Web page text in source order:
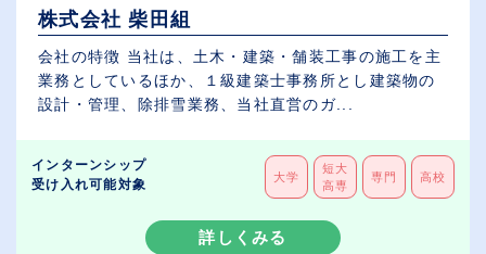
株式会社 柴田組
会社の特徴 当社は、土木・建築・舗装工事の施工を主
業務としているほか、１級建築士事務所とし建築物の
設計・管理、除排雪業務、当社直営のガ...
インターンシップ
受け入れ可能対象
大学
短大
高専
専門 高校
詳しくみる